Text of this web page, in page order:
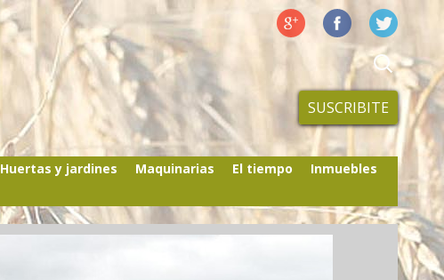
SUSCRIBITE
Huertas y jardines Maquinarias El tiempo
Inmuebles